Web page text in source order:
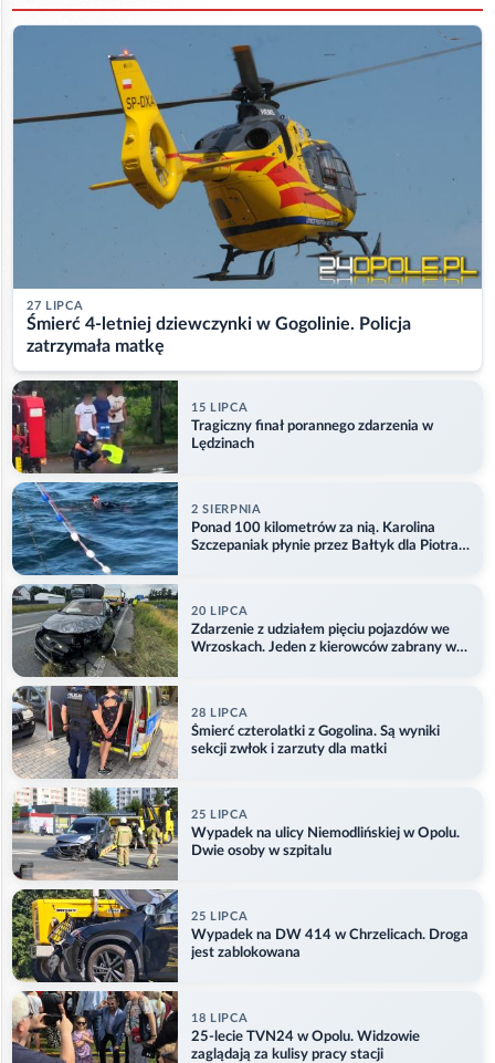
27 LIPCA
Śmierć 4-letniej dziewczynki w Gogolinie. Policja
zatrzymała matkę
15 LIPCA
Tragiczny finał porannego zdarzenia w
Lędzinach
2 SIERPNIA
Ponad 100 kilometrów za nią. Karolina
Szczepaniak płynie przez Bałtyk dla Piotra.
20 LIPCA
Zdarzenie z udziałem pięciu pojazdów we
Wrzoskach. Jeden z kierowców zabrany w
28 LIPCA
Śmierć czterolatki z Gogolina. Są wyniki
sekcji zwłok i zarzuty dla matki
25 LIPCA
Wypadek na ulicy Niemodlińskiej w Opolu.
Dwie osoby w szpitalu
25 LIPCA
Wypadek na DW 414 w Chrzelicach. Droga
jest zablokowana
18 LIPCA
25-lecie TVN24 w Opolu. Widzowie
zaglądają za kulisy pracy stacji